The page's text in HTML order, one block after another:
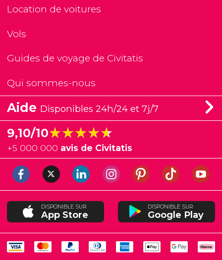
Location de voitures
Vols
Guides de voyage de Civitatis
Qui sommes-nous
Aide Disponibles 24h/24 et 7j/7
9,10/10★★★★★
★★★★★
+5 000 000 avis de Civitatis
DISPONIBLE SUR
App Store
DISPONIBLE SUR
Google Play